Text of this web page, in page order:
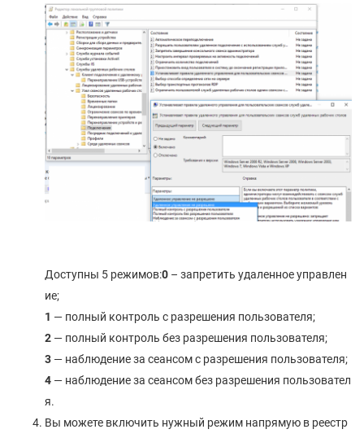
Доступны 5 режимов:0 – запретить удаленное управлен
ие;
1 — полный контроль с разрешения пользователя;
2 — полный контроль без разрешения пользователя;
3 — наблюдение за сеансом с разрешения пользователя;
4 — наблюдение за сеансом без разрешения пользовател
я.
Вы можете включить нужный режим напрямую в реестр